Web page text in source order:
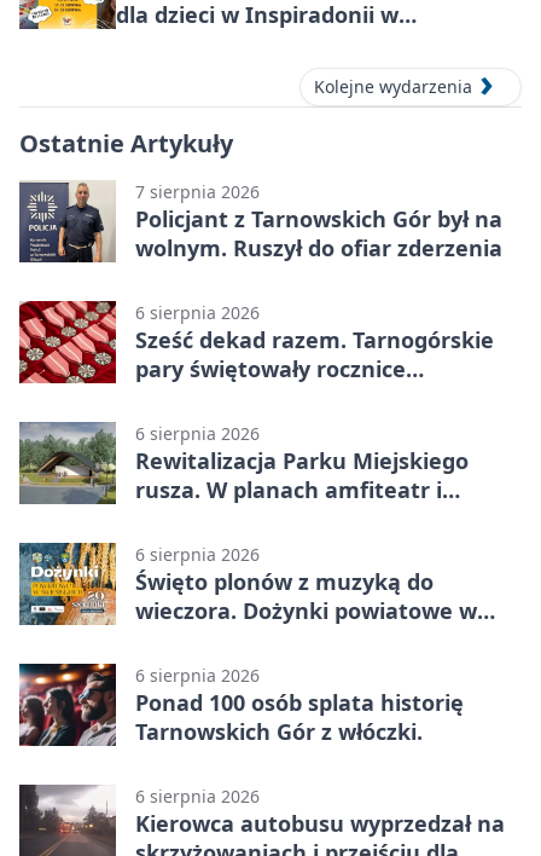
dla dzieci w Inspiradonii w
Kolejne wydarzenia
Ostatnie Artykuły
7 sierpnia 2026
Policjant z Tarnowskich Gór był na
wolnym. Ruszył do ofiar zderzenia
6 sierpnia 2026
Sześć dekad razem. Tarnogórskie
pary świętowały rocznice
6 sierpnia 2026
Rewitalizacja Parku Miejskiego
rusza. W planach amfiteatr i
6 sierpnia 2026
Święto plonów z muzyką do
wieczora. Dożynki powiatowe w
6 sierpnia 2026
Ponad 100 osób splata historię
Tarnowskich Gór z włóczki.
6 sierpnia 2026
Kierowca autobusu wyprzedzał na